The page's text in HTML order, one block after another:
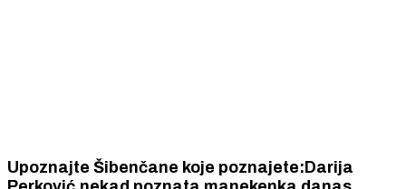
Upoznajte Šibenčane koje poznajete:Darija